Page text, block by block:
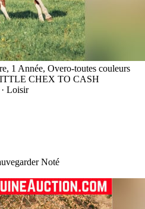
1 Année, Overo-toutes couleurs
CHEX TO CASH
Loisir
Noté